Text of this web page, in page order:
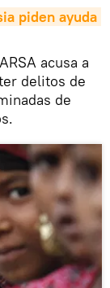
piden ayuda
acusa a
delitos de
de